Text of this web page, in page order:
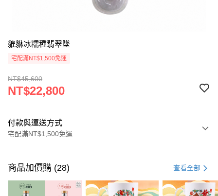
貔貅冰糯種翡翠墜
宅配滿NT$1,500免運
NT$45,600
NT$22,800
付款與運送方式
宅配滿NT$1,500免運
信用卡一次付款
信用卡分期付款
商品加價購 (28) 查看全部